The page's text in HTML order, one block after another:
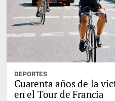
DEPORTES
Cuarenta años de la
en el Tour de Francia